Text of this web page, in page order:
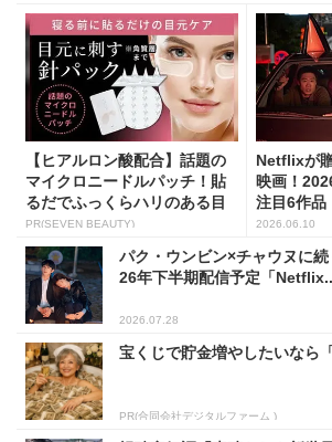
【ヒアルロン酸配合】話題の
マイクロニードルパッチ！貼
るだでふっくらハリのある目
元...
PR(SEVEN BEAUTY)
Netflixが
映画！
注目6作品
2026.06.10
パク・ウンビン×チャウヌに
26年下半期配信予定「
2026.07.28
宝くじで貯金増やしたいなら
PR(合同会社デジタルファーム )